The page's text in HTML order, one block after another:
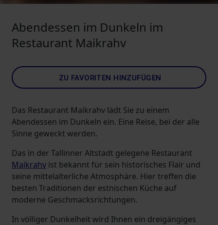
Abendessen im Dunkeln im
Restaurant Maikrahv
ZU FAVORITEN HINZUFÜGEN
Das Restaurant Maikrahv lädt Sie zu einem
Abendessen im Dunkeln ein. Eine Reise, bei der alle
Sinne geweckt werden.
Das in der Tallinner Altstadt gelegene Restaurant
Maikrahv ist bekannt für sein historisches Flair und
seine mittelalterliche Atmosphäre. Hier treffen die
besten Traditionen der estnischen Küche auf
moderne Geschmacksrichtungen.
In völliger Dunkelheit wird Ihnen ein dreigängiges